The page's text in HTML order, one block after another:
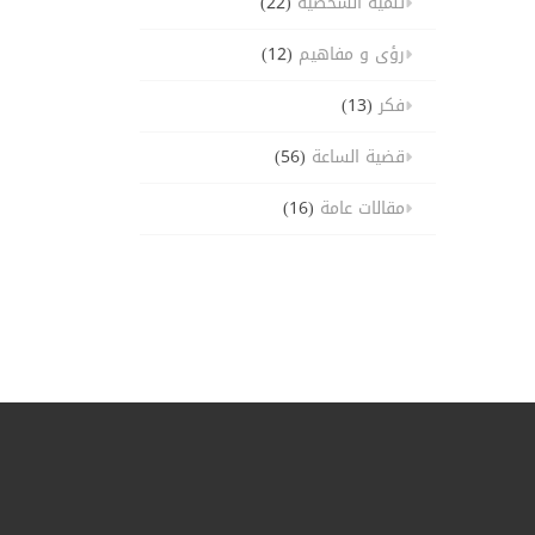
رؤى و مفاهيم (12)
فكر(13)
قضية الساعة (56)
مقالات عامة (16)